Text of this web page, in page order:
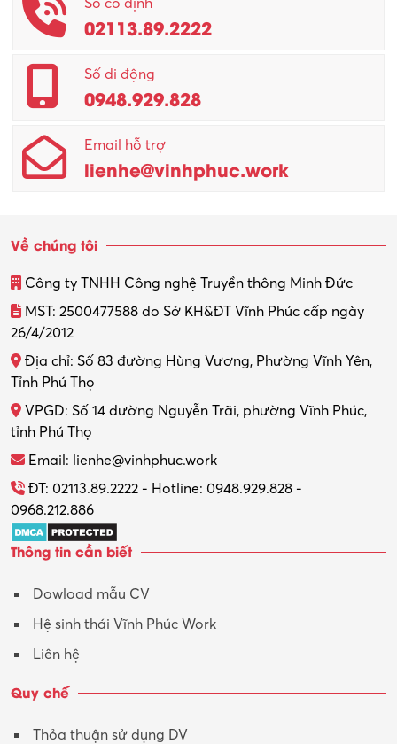
Promotion Girl (PG)
Quản lý – Giám đốc
Quản lý chất lượng – QC
Quản lý sản xuất
Quản trị kinh doanh
Thiết kế nội thất
Thợ máy – Ô tô – Xe máy
Thực tập
Tổ chức sự kiện – Quà tặng
Trợ lý
Tư vấn
Tư vấn – Kiến trúc
Số cố định
02113.89.2222
Số di động
0948.929.828
Email hỗ trợ
lienhe@vinhphuc.work
Về chúng tôi
Công ty TNHH Công nghệ Truyền thông Minh Đức
MST: 2500477588 do Sở KH&ĐT Vĩnh Phúc cấp ngày
26/4/2012
Địa chỉ: Số 83 đường Hùng Vương, Phường Vĩnh Yên,
Tỉnh Phú Thọ
VPGD: Số 14 đường Nguyễn Trãi, phường Vĩnh Phúc,
tỉnh Phú Thọ
Email: lienhe@vinhphuc.work
ĐT: 02113.89.2222 - Hotline: 0948.929.828 -
0968.212.886
Thông tin cần biết
Dowload mẫu CV
Hệ sinh thái Vĩnh Phúc Work
Liên hệ
Quy chế
Thỏa thuận sử dụng DV